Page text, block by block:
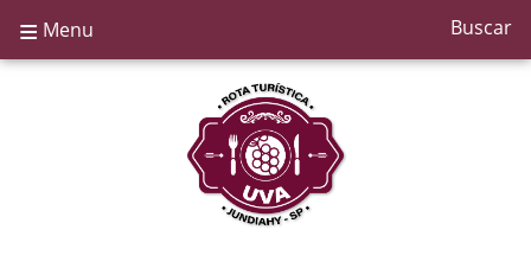
Buscar
≡ Menu